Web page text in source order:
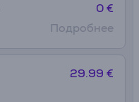
0 €
Подробнее
29.99 €